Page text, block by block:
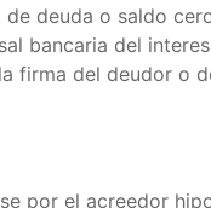
deuda o saldo
bancaria del
firma del deudor o
por el acreedor